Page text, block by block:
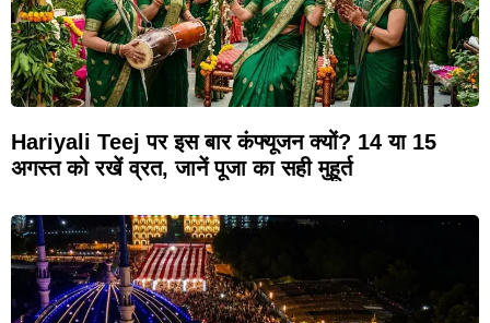
Hariyali Teej पर इस बार कंफ्यूजन क्यों? 14 या 15
अगस्त को रखें व्रत, जानें पूजा का सही मुहूर्त